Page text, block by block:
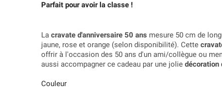
Parfait pour avoir la classe !
La cravate d'anniversaire 50 ans mesure 50 cm de
jaune, rose et orange (selon disponibilité). Cette
offrir à l'occasion des 50 ans d'un ami/collègue ou
aussi accompagner ce cadeau par une jolie décoration
Couleur